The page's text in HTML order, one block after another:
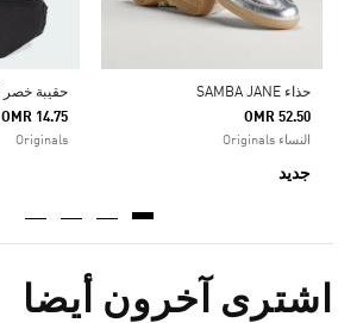
حذاء SAMBA JANE
OMR 52.50
النساء Originals
جديد
حقيبة خصر ADICOLOR
OMR 14.75
Originals
اشترى آخرون أيضا